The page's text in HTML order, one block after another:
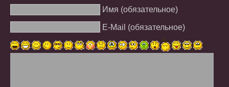
Имя (обязательное)
E-Mail (обязательное)